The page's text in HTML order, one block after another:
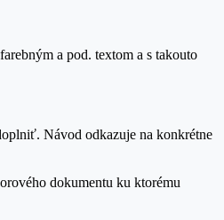
a pod. textom a s takouto
Návod odkazuje na konkrétne
dokumentu ku ktorému